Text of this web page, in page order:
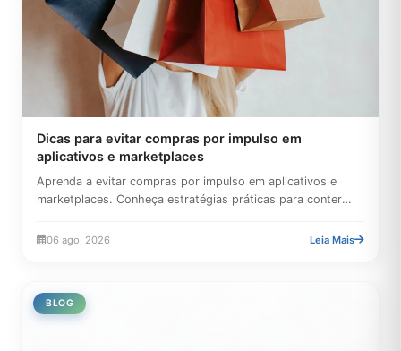
Dicas para evitar compras por impulso em
aplicativos e marketplaces
Aprenda a evitar compras por impulso em aplicativos e
marketplaces. Conheça estratégias práticas para conter
06 ago, 2026 Leia Mais
BLOG